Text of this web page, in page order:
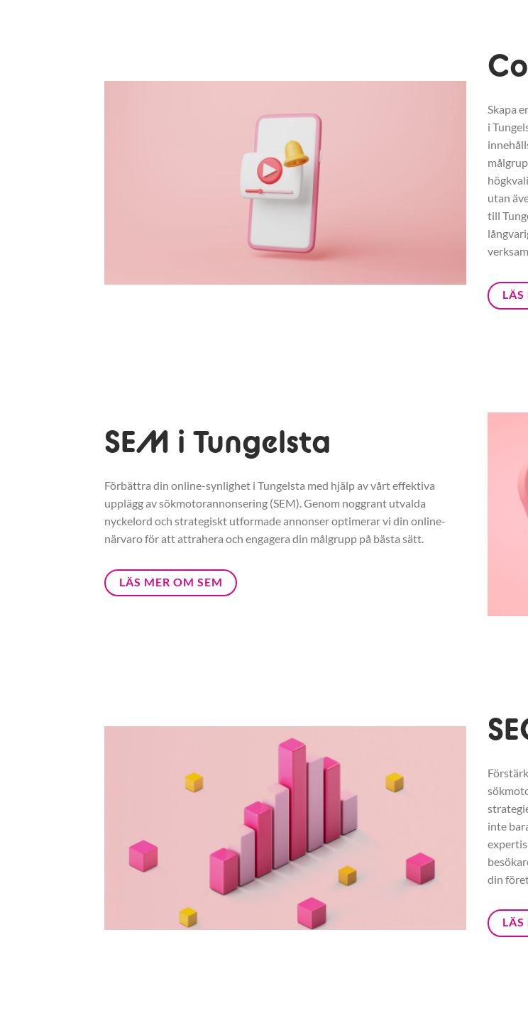
Skapa
i
utan
till
SEM i Tungelsta
Förbättra din online-synlighet i Tungelsta med hjälp av vårt effektiva
upplägg av sökmotorannonsering (SEM). Genom noggrant utvalda
nyckelord och strategiskt utformade annonser optimerar vi din online-
närvaro för att attrahera och engagera din målgrupp på bästa sätt.
LÄS MER OM SEM
inte
din
LÄS